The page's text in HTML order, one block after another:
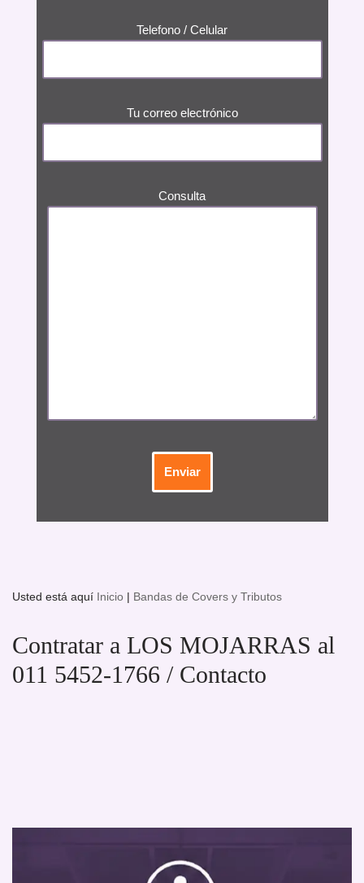
Telefono / Celular
Tu correo electrónico
Consulta
Usted está aquí Inicio | Bandas de Covers y Tributos
Contratar a LOS MOJARRAS al
011 5452-1766 / Contacto